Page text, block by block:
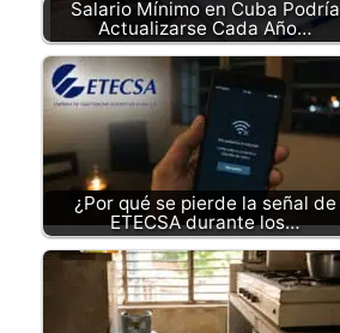
Salario Mínimo en Cuba Podría
Actualizarse Cada Año…
¿Por qué se pierde la señal de
ETECSA durante los…